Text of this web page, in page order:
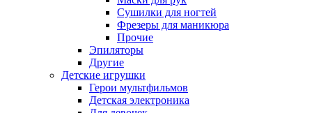
Сушилки для ногтей
Фрезеры для маникюра
Прочие
Эпиляторы
Другие
Детские игрушки
Герои мультфильмов
Детская электроника